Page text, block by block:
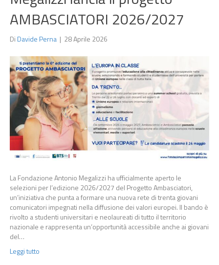
AMBASCIATORI 2026/2027
DiDavide Perna | 28 Aprile 2026
La Fondazione Antonio Megalizzi ha ufficialmente aperto le
selezioni per l’edizione 2026/2027 del Progetto Ambasciatori,
un’iniziativa che punta a formare una nuova rete di trenta giovani
comunicatori impegnati nella diffusione dei valori europei. Il bando è
rivolto a studenti universitari e neolaureati di tutto il territorio
nazionale e rappresenta un’opportunità accessibile anche ai giovani
del…
Leggi tutto